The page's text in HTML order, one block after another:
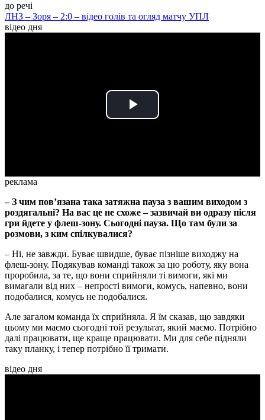
до речі
ЛНЗ – Зоря – 2:0 – відео голів та огляд матчу УПЛ
відео дня
Play
реклама
– З чим пов’язана така затяжна пауза з вашим виходом з
роздягальні? На вас це не схоже – зазвичай ви одразу після
гри йдете у флеш-зону. Сьогодні пауза. Що там були за
розмови, з ким спілкувалися?
– Ні, не завжди. Буває швидше, буває пізніше виходжу на
флеш-зону. Подякував команді також за цю роботу, яку вона
проробила, за те, що вони сприйняли ті вимоги, які ми
вимагали від них – непрості вимоги, комусь, напевно, вони
подобалися, комусь не подобалися.
Але загалом команда їх сприйняла. Я їм сказав, що завдяки
цьому ми маємо сьогодні той результат, який маємо. Потрібно
далі працювати, ще краще працювати. Ми для себе підняли
таку планку, і тепер потрібно її тримати.
відео дня